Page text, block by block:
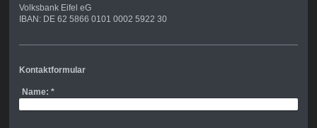
Volksbank Eifel eG
IBAN: DE 62 5866 0101 0002 5922 30
Kontaktformular
Name: *